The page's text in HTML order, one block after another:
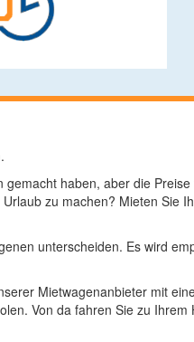
haben, aber die
zu machen? Mieten Sie
unterscheiden. Es wird
Mietwagenanbieter mit
Von da fahren Sie zu